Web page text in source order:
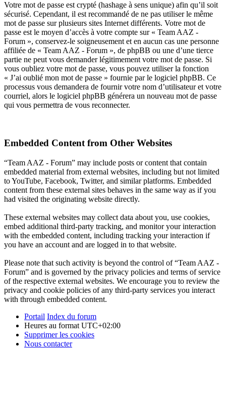
Votre mot de passe est crypté (hashage à sens unique) afin qu’il soit
sécurisé. Cependant, il est recommandé de ne pas utiliser le même
mot de passe sur plusieurs sites Internet différents. Votre mot de
passe est le moyen d’accès à votre compte sur « Team AAZ -
Forum », conservez-le soigneusement et en aucun cas une personne
affiliée de « Team AAZ - Forum », de phpBB ou une d’une tierce
partie ne peut vous demander légitimement votre mot de passe. Si
vous oubliez votre mot de passe, vous pouvez utiliser la fonction
« J’ai oublié mon mot de passe » fournie par le logiciel phpBB. Ce
processus vous demandera de fournir votre nom d’utilisateur et votre
courriel, alors le logiciel phpBB générera un nouveau mot de passe
qui vous permettra de vous reconnecter.
Embedded Content from Other Websites
“Team AAZ - Forum” may include posts or content that contain
embedded material from external websites, including but not limited
to YouTube, Facebook, Twitter, and similar platforms. Embedded
content from these external sites behaves in the same way as if you
had visited the originating website directly.
These external websites may collect data about you, use cookies,
embed additional third-party tracking, and monitor your interaction
with the embedded content, including tracking your interaction if
you have an account and are logged in to that website.
Please note that such activity is beyond the control of “Team AAZ -
Forum” and is governed by the privacy policies and terms of service
of the respective external websites. We encourage you to review the
privacy and cookie policies of any third-party services you interact
with through embedded content.
Portail Index du forum
Heures au format UTC+02:00
Supprimer les cookies
Nous contacter